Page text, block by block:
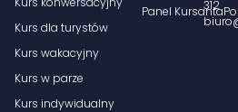
312
Kurs dla turystów
Kurs wakacyjny
Kurs w parze
Kurs indywidualny
Panel Kursanta